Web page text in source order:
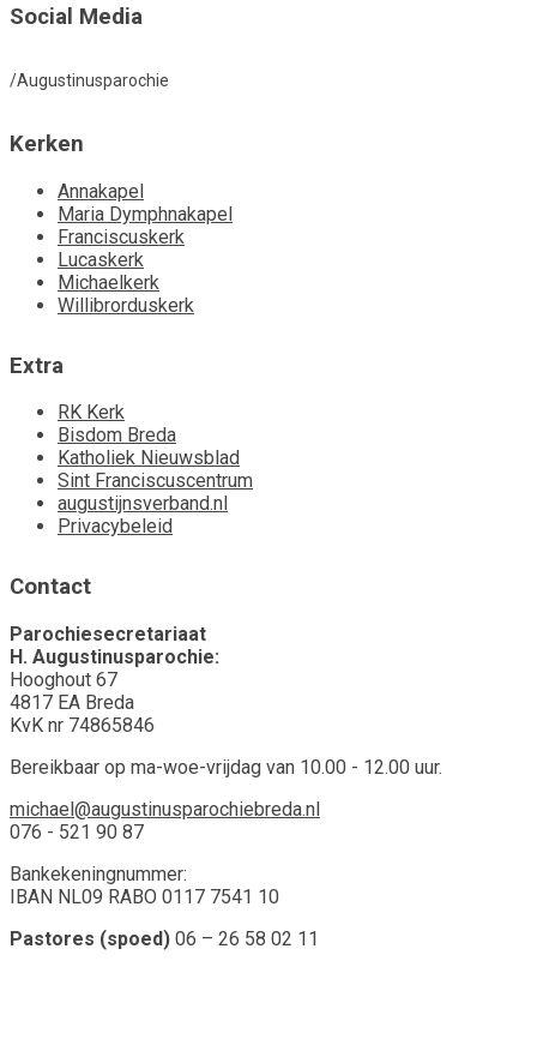
Social Media
/Augustinusparochie
Kerken
Annakapel
Maria Dymphnakapel
Franciscuskerk
Lucaskerk
Michaelkerk
Willibrorduskerk
Extra
RK Kerk
Bisdom Breda
Katholiek Nieuwsblad
Sint Franciscuscentrum
augustijnsverband.nl
Privacybeleid
Contact
Parochiesecretariaat
H. Augustinusparochie:
Hooghout 67
4817 EA Breda
KvK nr 74865846
Bereikbaar op ma-woe-vrijdag van 10.00 - 12.00 uur.
michael@augustinusparochiebreda.nl
076 - 521 90 87
Bankekeningnummer:
IBAN NL09 RABO 0117 7541 10
Pastores (spoed) 06 – 26 58 02 11